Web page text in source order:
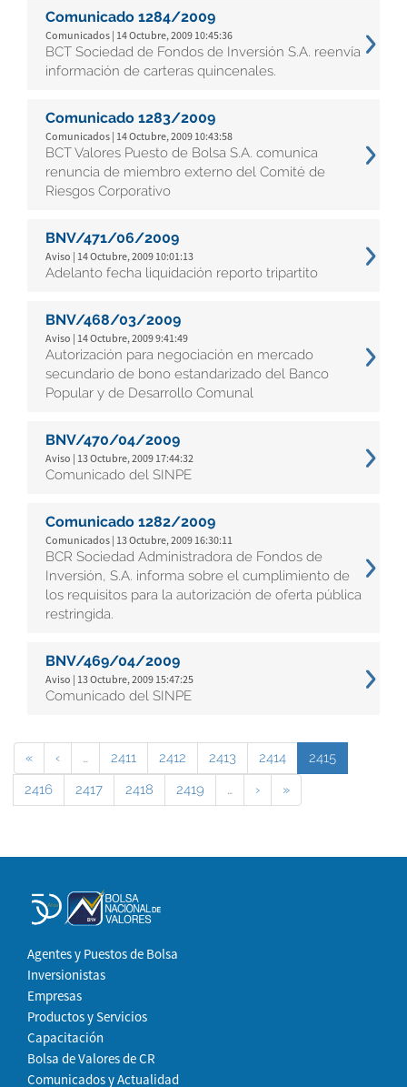
Comunicado 1284/2009
Comunicados | 14 Octubre, 2009 10:45:36
BCT Sociedad de Fondos de Inversión S.A. reenvía
información de carteras quincenales.
Comunicado 1283/2009
Comunicados | 14 Octubre, 2009 10:43:58
BCT Valores Puesto de Bolsa S.A. comunica
renuncia de miembro externo del Comité de
Riesgos Corporativo
BNV/471/06/2009
Aviso | 14 Octubre, 2009 10:01:13
Adelanto fecha liquidación reporto tripartito
BNV/468/03/2009
Aviso | 14 Octubre, 2009 9:41:49
Autorización para negociación en mercado
secundario de bono estandarizado del Banco
Popular y de Desarrollo Comunal
BNV/470/04/2009
Aviso | 13 Octubre, 2009 17:44:32
Comunicado del SINPE
Comunicado 1282/2009
Comunicados | 13 Octubre, 2009 16:30:11
BCR Sociedad Administradora de Fondos de
Inversión, S.A. informa sobre el cumplimiento de
los requisitos para la autorización de oferta pública
restringida.
BNV/469/04/2009
Aviso | 13 Octubre, 2009 15:47:25
Comunicado del SINPE
« ‹ … 2411 2412 2413 2414
2415
2416
2417 2418 2419 … › »
Agentes y Puestos de Bolsa
Inversionistas
Empresas
Productos y Servicios
Capacitación
Bolsa de Valores de CR
Comunicados y Actualidad